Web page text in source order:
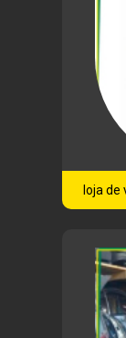
loja de